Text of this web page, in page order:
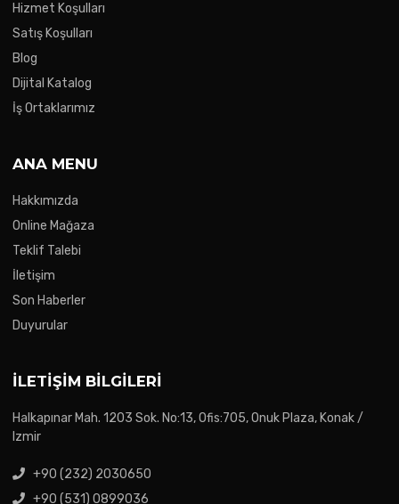
Hizmet Koşulları
Satış Koşulları
Blog
Dijital Katalog
İş Ortaklarımız
ANA MENU
Hakkımızda
Online Mağaza
Teklif Talebi
İletişim
Son Haberler
Duyurular
İLETIŞIM BILGILERI
Halkapınar Mah. 1203 Sok. No:13, Ofis:705, Onuk Plaza, Konak /
Izmir
+90 (232) 2030650
+90 (531) 0899036